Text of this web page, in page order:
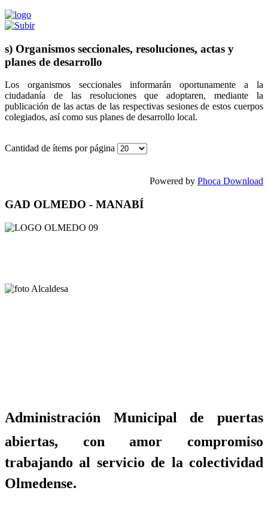
s) Organismos seccionales, resoluciones, actas y
planes de desarrollo
Los organismos seccionales informarán oportunamente a la
ciudadanía de las resoluciones que adoptaren, mediante la
publicación de las actas de las respectivas sesiones de estos cuerpos
colegiados, así como sus planes de desarrollo local.
Cantidad de ítems por página
Powered by Phoca Download
GAD OLMEDO - MANABÍ
Administración Municipal de puertas
abiertas, con amor compromiso
trabajando al servicio de la colectividad
Olmedense.